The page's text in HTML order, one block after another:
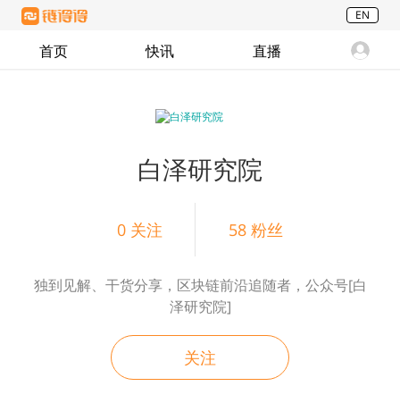
EN
首页 快讯 直播
白泽研究院
0关注 58 粉丝
独到见解、干货分享，区块链前沿追随者，公众号[白
泽研究院]
关注